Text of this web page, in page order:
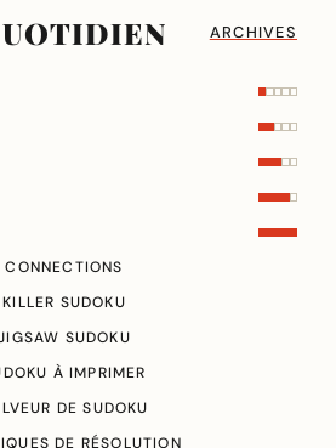
ARCHIVES
CONNECTIONS
KILLER SUDOKU
SUDOKU
À IMPRIMER
DE SUDOKU
DE RÉSOLUTION